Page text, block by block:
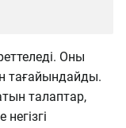
Оны
тағайындайды.
талаптар,